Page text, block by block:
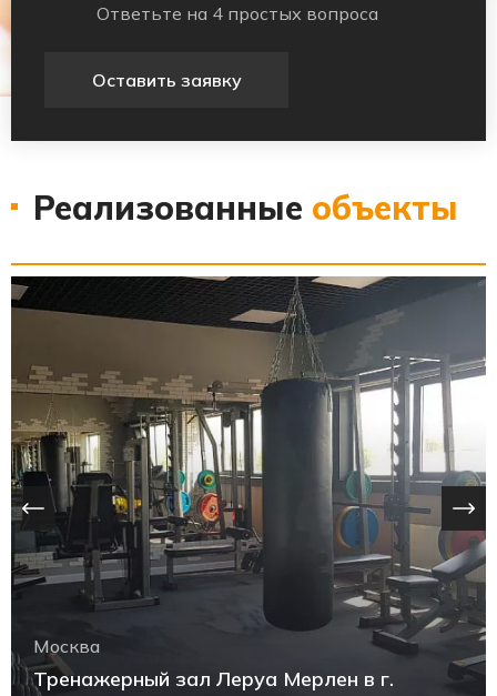
Ответьте на 4 простых вопроса
Оставить заявку
Реализованные объекты
Москва
Тренажерный зал Леруа Мерлен в г.